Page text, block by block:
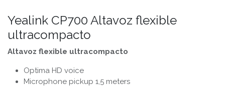
Yealink CP700 Altavoz flexible
ultracompacto
Altavoz flexible ultracompacto
Optima HD voice
Microphone pickup 1,5 meters